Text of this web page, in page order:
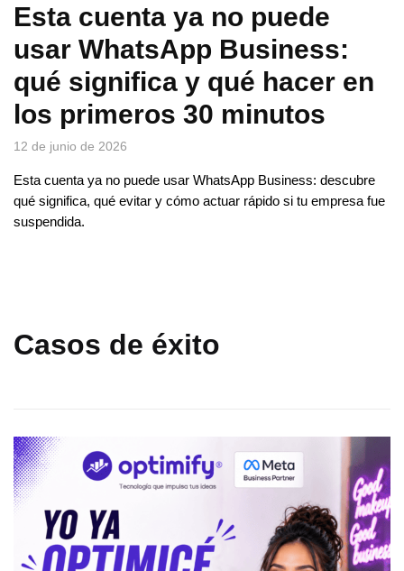
Esta cuenta ya no puede
usar WhatsApp Business:
qué significa y qué hacer en
los primeros 30 minutos
12 de junio de 2026
Esta cuenta ya no puede usar WhatsApp Business: descubre
qué significa, qué evitar y cómo actuar rápido si tu empresa fue
suspendida.
Casos de éxito